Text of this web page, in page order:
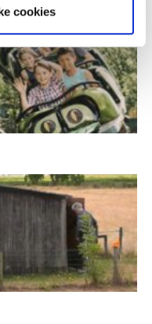
cookies